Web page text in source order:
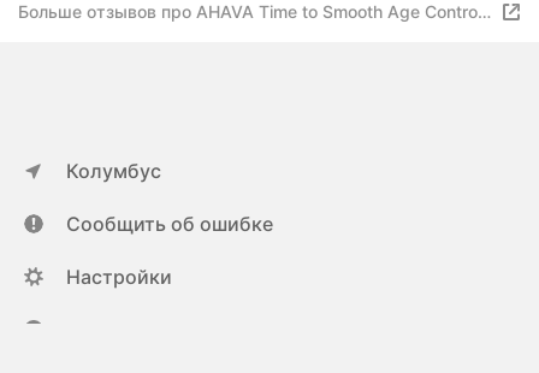
Больше отзывов про AHAVA Time to Smooth Age Control
Колумбус
Сообщить об ошибке
Настройки